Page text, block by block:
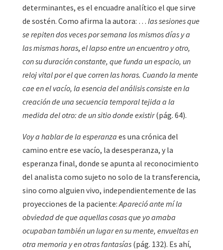
determinantes, es el encuadre analítico el que sirve
de sostén. Como afirma la autora: … las sesiones que
se repiten dos veces por semana los mismos días y a
las mismas horas, el lapso entre un encuentro y otro,
con su duración constante, que funda un espacio, un
reloj vital por el que corren las horas. Cuando la mente
cae en el vacío, la esencia del análisis consiste en la
creación de una secuencia temporal tejida a la
medida del otro: de un sitio donde existir(pág. 64).
Voy a hablar de la esperanza es una crónica del
camino entre ese vacío, la desesperanza, y la
esperanza final, donde se apunta al reconocimiento
del analista como sujeto no solo de la transferencia,
sino como alguien vivo, independientemente de las
proyecciones de la paciente:Apareció ante mí la
obviedad de que aquellas cosas que yo amaba
ocupaban también un lugar en su mente, envueltas en
otra memoria y en otras fantasías (pág. 132). Es ahí,